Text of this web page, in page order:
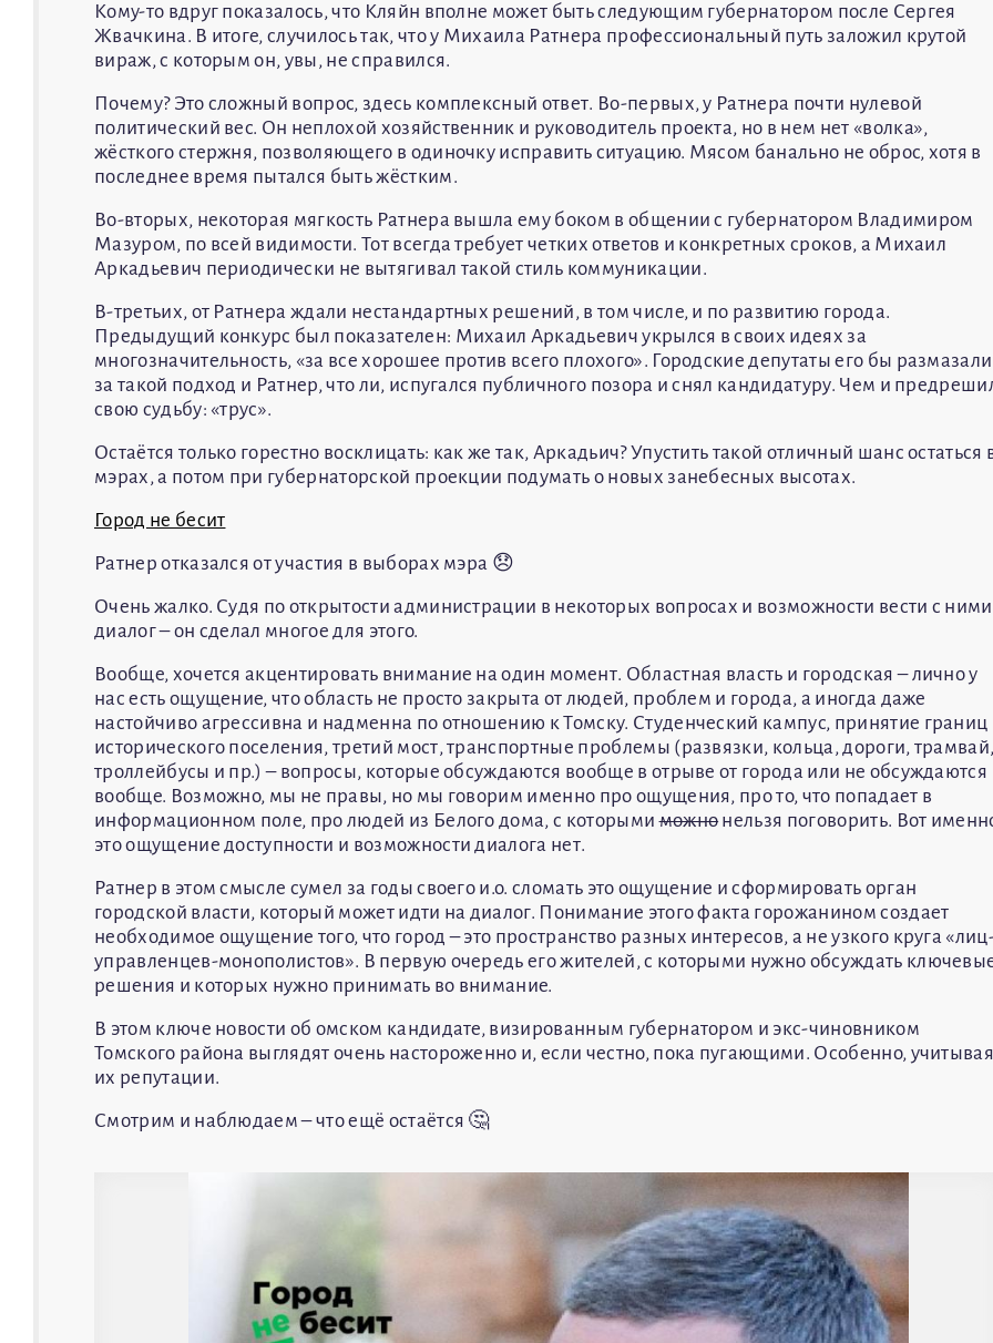
Кому-то вдруг показалось, что Кляйн вполне может быть следующим губернатором после Сергея
Жвачкина. В итоге, случилось так, что у Михаила Ратнера профессиональный путь заложил крутой
вираж, с которым он, увы, не справился.
Почему? Это сложный вопрос, здесь комплексный ответ. Во-первых, у Ратнера почти нулевой
политический вес. Он неплохой хозяйственник и руководитель проекта, но в нем нет «волка»,
жёсткого стержня, позволяющего в одиночку исправить ситуацию. Мясом банально не оброс, хотя в
последнее время пытался быть жёстким.
Во-вторых, некоторая мягкость Ратнера вышла ему боком в общении с губернатором Владимиром
Мазуром, по всей видимости. Тот всегда требует четких ответов и конкретных сроков, а Михаил
Аркадьевич периодически не вытягивал такой стиль коммуникации.
В-третьих, от Ратнера ждали нестандартных решений, в том числе, и по развитию города.
Предыдущий конкурс был показателен: Михаил Аркадьевич укрылся в своих идеях за
многозначительность, «за все хорошее против всего плохого». Городские депутаты его бы размазали
за такой подход и Ратнер, что ли, испугался публичного позора и снял кандидатуру. Чем и
свою судьбу: «трус».
Остаётся только горестно восклицать: как же так, Аркадьич? Упустить такой отличный шанс остаться
мэрах, а потом при губернаторской проекции подумать о новых занебесных высотах.
Город не бесит
Ратнер отказался от участия в выборах мэра 😞
Очень жалко. Судя по открытости администрации в некоторых вопросах и возможности вести с ними
диалог – он сделал многое для этого.
Вообще, хочется акцентировать внимание на один момент. Областная власть и городская – лично у
нас есть ощущение, что область не просто закрыта от людей, проблем и города, а иногда даже
настойчиво агрессивна и надменна по отношению к Томску. Студенческий кампус, принятие границ
исторического поселения, третий мост, транспортные проблемы (развязки, кольца, дороги,
троллейбусы и пр.) – вопросы, которые обсуждаются вообще в отрыве от города или не обсуждаются
вообще. Возможно, мы не правы, но мы говорим именно про ощущения, про то, что попадает в
информационном поле, про людей из Белого дома, с которымиможнонельзя поговорить. Вот
это ощущение доступности и возможности диалога нет.
Ратнер в этом смысле сумел за годы своего и.о. сломать это ощущение и сформировать орган
городской власти, который может идти на диалог. Понимание этого факта горожанином создает
необходимое ощущение того, что город – это пространство разных интересов, а не узкого круга
управленцев-монополистов». В первую очередь его жителей, с которыми нужно обсуждать
решения и которых нужно принимать во внимание.
В этом ключе новости об омском кандидате, визированным губернатором и экс-чиновником
Томского района выглядят очень настороженно и, если честно, пока пугающими. Особенно,
их репутации.
Смотрим и наблюдаем – что ещё остаётся 🤔